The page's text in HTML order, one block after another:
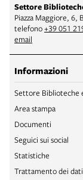
Settore
Piazza Maggiore, 6,
telefono+39 051
email
Informazioni
Settore Biblioteche
Area stampa
Documenti
Seguici sui social
Statistiche
Trattamento dei